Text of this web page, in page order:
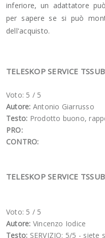
inferiore, un adattatore
per sapere se si può
dell'acquisto.
TELESKOP SERVICE
Voto: 5 / 5
Autore: Antonio Giarrusso
Testo: Prodotto buono,
PRO:
CONTRO:
TELESKOP SERVICE
Voto: 5 / 5
Autore: Vincenzo Iodice
Testo: SERVIZIO: 5/5 - siete